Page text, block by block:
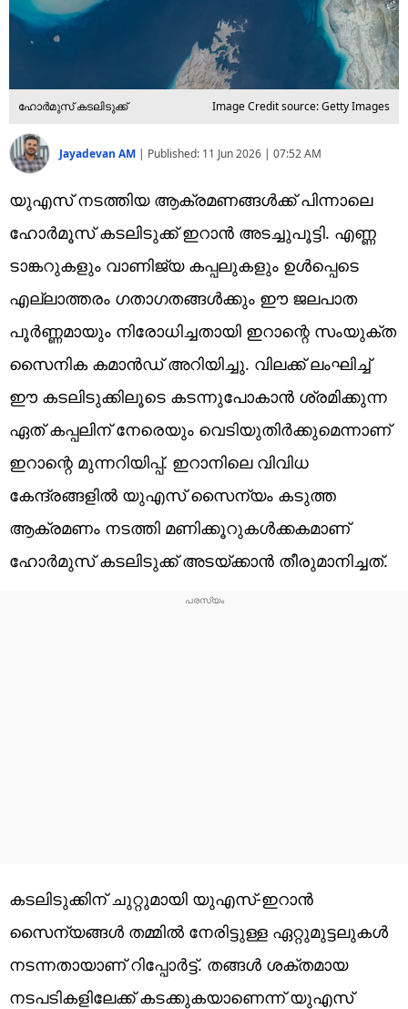
ഹോർമുസ് കടലിടുക്ക് Image Credit source: Getty Images
Jayadevan AM | Published: 11 Jun 2026 | 07:52 AM
യുഎസ് നടത്തിയ ആക്രമണങ്ങള്‍ക്ക് പിന്നാലെ
ഹോർമൂസ് കടലിടുക്ക് ഇറാൻ അടച്ചുപൂട്ടി. എണ്ണ
ടാങ്കറുകളും വാണിജ്യ കപ്പലുകളും ഉൾപ്പെടെ
എല്ലാത്തരം ഗതാഗതങ്ങൾക്കും ഈ ജലപാത
പൂർണ്ണമായും നിരോധിച്ചതായി ഇറാന്റെ സംയുക്ത
സൈനിക കമാൻഡ് അറിയിച്ചു. വിലക്ക് ലംഘിച്ച്
ഈ കടലിടുക്കിലൂടെ കടന്നുപോകാൻ ശ്രമിക്കുന്ന
ഏത് കപ്പലിന് നേരെയും വെടിയുതിർക്കുമെന്നാണ്
ഇറാന്റെ മുന്നറിയിപ്പ്. ഇറാനിലെ വിവിധ
കേന്ദ്രങ്ങളിൽ യുഎസ് സൈന്യം കടുത്ത
ആക്രമണം നടത്തി മണിക്കൂറുകൾക്കകമാണ്
ഹോര്‍മുസ് കടലിടുക്ക് അടയ്ക്കാന്‍ തീരുമാനിച്ചത്.
കടലിടുക്കിന് ചുറ്റുമായി യുഎസ്-ഇറാൻ
സൈന്യങ്ങൾ തമ്മിൽ നേരിട്ടുള്ള ഏറ്റുമുട്ടലുകൾ
നടന്നതായാണ്‌ റിപ്പോര്‍ട്ട്. തങ്ങള്‍ ശക്തമായ
നടപടികളിലേക്ക് കടക്കുകയാണെന്ന്‌ യുഎസ്